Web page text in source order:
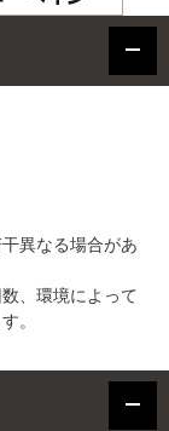
異なる場合があ
、環境によって
。